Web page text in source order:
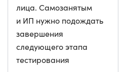
лица. Самозанятым
и ИП нужно подождать
завершения
следующего этапа
тестирования